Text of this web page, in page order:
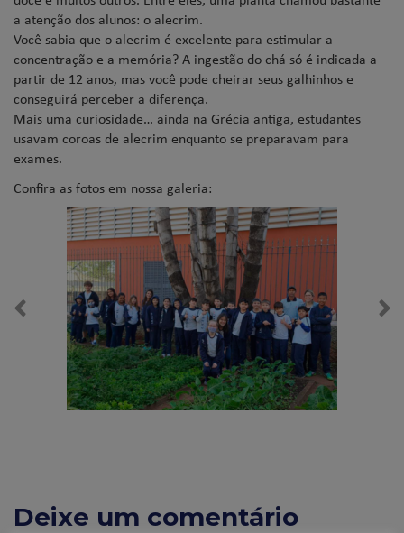
a atenção dos alunos: o alecrim.
Você sabia que o alecrim é excelente para estimular a
concentração e a memória? A ingestão do chá só é indicada a
partir de 12 anos, mas você pode cheirar seus galhinhos e
conseguirá perceber a diferença.
Mais uma curiosidade… ainda na Grécia antiga, estudantes
usavam coroas de alecrim enquanto se preparavam para
exames.
Confira as fotos em nossa galeria:
Deixe um comentário